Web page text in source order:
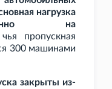
нагрузка
на
пропускная
300 машинами
закрыты из-